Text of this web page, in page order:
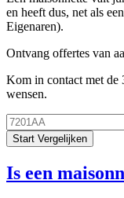
en heeft dus, net als
Eigenaren).
Ontvang offertes van
Kom in contact met de
wensen.
Start Vergelijken
Is een